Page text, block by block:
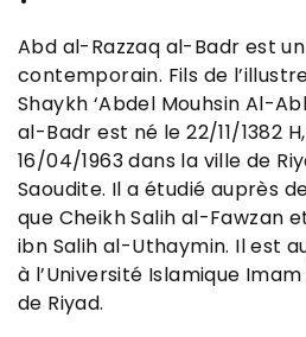
Abd al-Razzaq al-Badr est
contemporain. Fils de
Shaykh ‘Abdel Mouhsin Al-
al-Badr est né le 22/11/1382
16/04/1963 dans la ville de
Saoudite. Il a étudié auprès
que Cheikh Salih al-Fawzan
ibn Salih al-Uthaymin. Il est
à l’Université Islamique
de Riyad.